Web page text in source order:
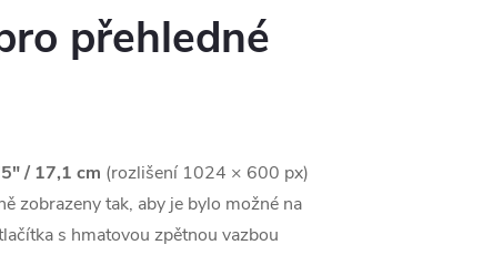
přehledné
/ 17,1 cm (rozlišení 1024 × 600 px)
zobrazeny tak, aby je bylo možné na
s hmatovou zpětnou vazbou